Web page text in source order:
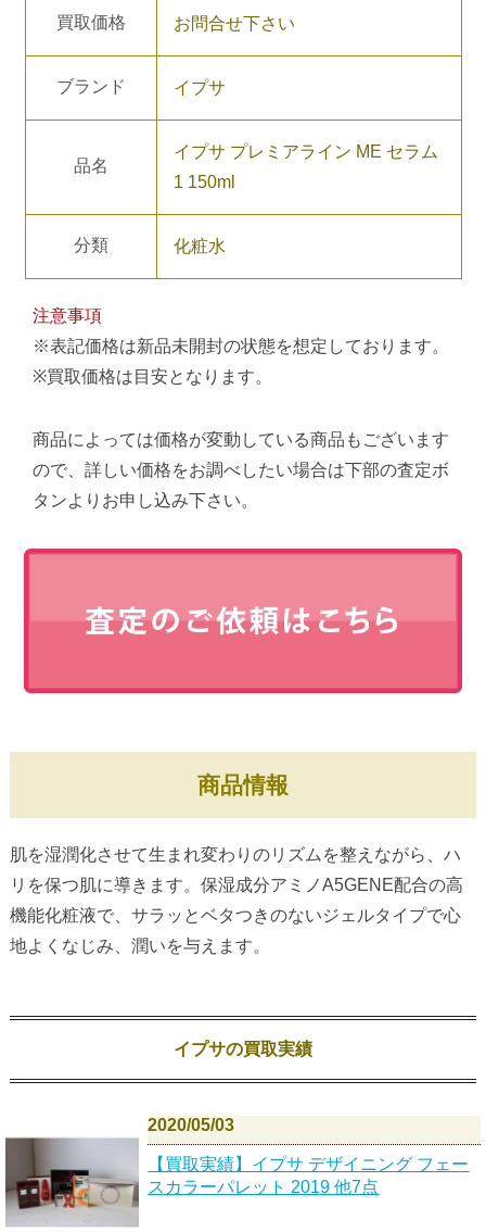
買取価格 お問合せ下さい
ブランド イプサ
品名
イプサ プレミアライン ME セラム
1 150ml
分類 化粧水
注意事項
※表記価格は新品未開封の状態を想定しております。
※買取価格は目安となります。
商品によっては価格が変動している商品もございます
ので、詳しい価格をお調べしたい場合は下部の査定ボ
タンよりお申し込み下さい。
商品情報
肌を湿潤化させて生まれ変わりのリズムを整えながら、ハ
リを保つ肌に導きます。保湿成分アミノA5GENE配合の高
機能化粧液で、サラッとベタつきのないジェルタイプで心
地よくなじみ、潤いを与えます。
イプサの買取実績
2020/05/03
【買取実績】イプサ デザイニング フェー
スカラーパレット 2019 他7点